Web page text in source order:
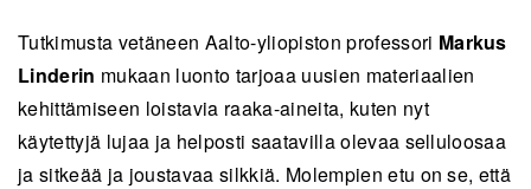
Tutkimusta vetäneen Aalto-yliopiston professori Markus
Linderin mukaan luonto tarjoaa uusien materiaalien
kehittämiseen loistavia raaka-aineita, kuten nyt
käytettyjä lujaa ja helposti saatavilla olevaa selluloosaa
ja sitkeää ja joustavaa silkkiä. Molempien etu on se, että